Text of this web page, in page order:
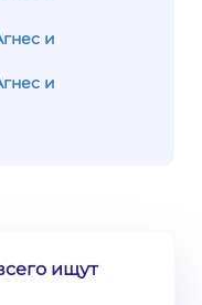
и
и
ищут